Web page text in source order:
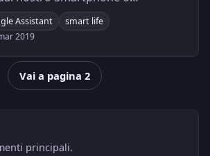
Home o Amazon Echo.
anche come integrare il
Assistant
smart life
2019
Vai a pagina 2
principali.